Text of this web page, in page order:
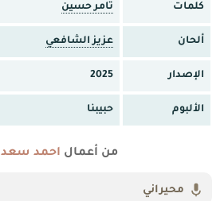
كلمات تامر حسين
ألحان عزيز الشافعي
الإصدار 2025
الألبوم حبيبنا
من أعمال احمد سعد
محيراني